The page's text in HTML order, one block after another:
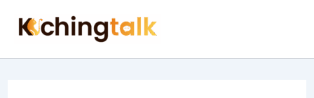
content